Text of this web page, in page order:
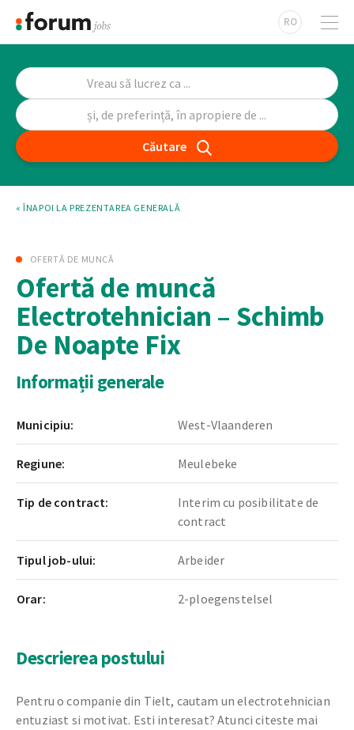
RO
Căutare
« ÎNAPOI LA PREZENTAREA GENERALĂ
OFERTĂ DE MUNCĂ
Ofertă de muncă
Electrotehnician – Schimb
De Noapte Fix
Informații generale
Municipiu: West-Vlaanderen
Regiune: Meulebeke
Tip de contract:
Interim cu posibilitate de
contract
Tipul job-ului: Arbeider
Orar: 2-ploegenstelsel
Descrierea postului
Pentru o companie din Tielt, cautam un electrotehnician
entuziast si motivat. Esti interesat? Atunci citeste mai